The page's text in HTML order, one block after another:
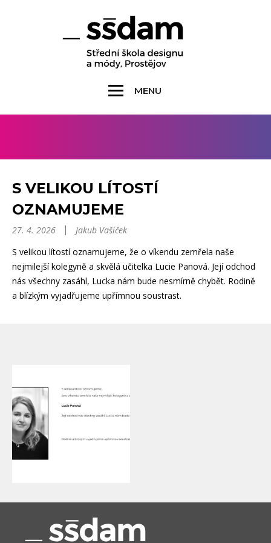
MENU
S VELIKOU LÍTOSTÍ
OZNAMUJEME
27. 4. 2026
Jakub Vašíček
S velikou lítostí oznamujeme, že o víkendu zemřela naše
nejmilejší kolegyně a skvělá učitelka Lucie Panová. Její odchod
nás všechny zasáhl, Lucka nám bude nesmírně chybět. Rodině
a blízkým vyjadřujeme upřímnou soustrast.